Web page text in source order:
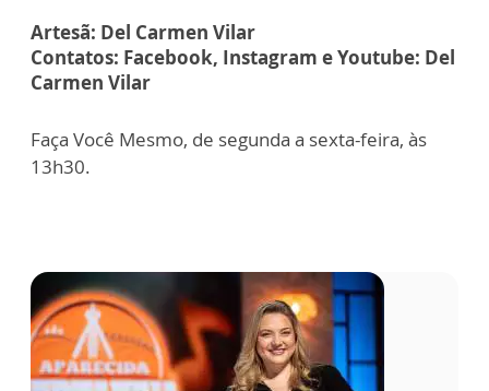
Artesã: Del Carmen Vilar
Contatos: Facebook, Instagram e Youtube: Del
Carmen Vilar
Faça Você Mesmo, de segunda a sexta-feira, às
13h30.